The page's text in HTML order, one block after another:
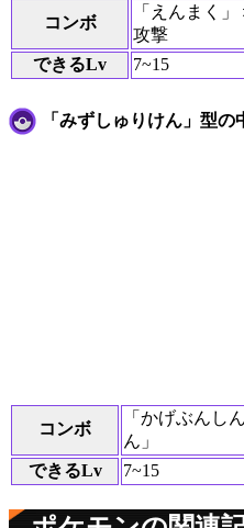
コンボ
「えんまく
攻撃
できるLv
7~15
「みずしゅりけん」型
コンボ
「かげぶんし
ん」
できるLv
7~15